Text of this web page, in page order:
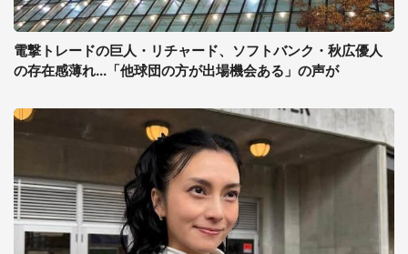
電撃トレードの巨人・リチャード、ソフトバンク・秋広優人
の存在感薄れ...「他球団の方が出場機会ある」の声が